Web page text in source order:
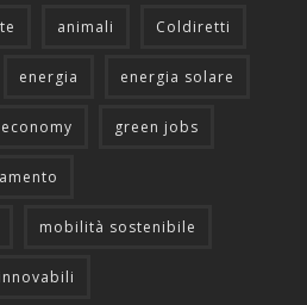
animali Coldiretti
energia energia solare
green jobs
mobilità sostenibile